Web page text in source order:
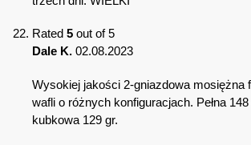
Rated 5 out of 5
Dale K. 02.08.2023
Wysokiej jakości 2-gniazdowa mosiężna
wafli o różnych konfiguracjach. Pełna
kubkowa 129 gr.